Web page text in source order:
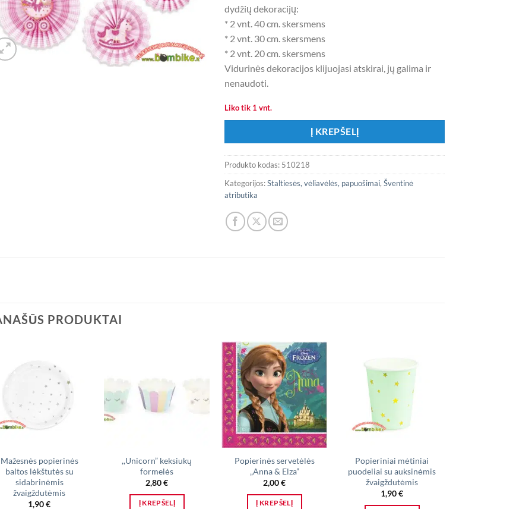
dydžių dekoracijų:
* 2 vnt. 40 cm. skersmens
* 2 vnt. 30 cm. skersmens
* 2 vnt. 20 cm. skersmens
Vidurinės dekoracijos klijuojasi atskirai, jų galima ir
nenaudoti.
Liko tik 1 vnt.
Į KREPŠELĮ
Produkto kodas: 510218
Kategorijos:Staltiesės, vėliavėlės, papuošimai,Šventinė
atributika
PRODUKTAI
Mažesnės popierinės
baltos lėkštutės su
sidabrinėmis
žvaigždutėmis
1,90€
,,Unicorn” keksiukų
formelės
2,80€
Į KREPŠELĮ
Popierinės servetėlės
„Anna & Elza”
2,00€
Į KREPŠELĮ
Popieriniai mėtiniai
puodeliai su auksinėmis
žvaigždutėmis
1,90€